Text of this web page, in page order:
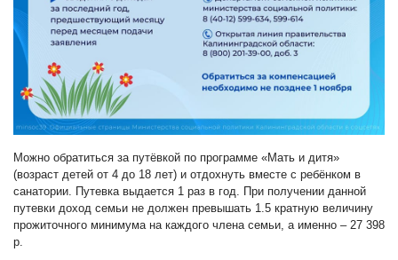
Можно обратиться за путёвкой по программе «Мать и дитя»
(возраст детей от 4 до 18 лет) и отдохнуть вместе с ребёнком в
санатории. Путевка выдается 1 раз в год. При получении данной
путевки доход семьи не должен превышать 1.5 кратную величину
прожиточного минимума на каждого члена семьи, а именно – 27 398
р.